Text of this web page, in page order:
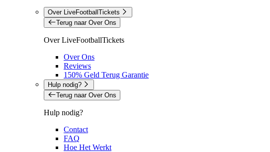
Over LiveFootballTickets
Terug naar Over Ons
Over LiveFootballTickets
Over Ons
Reviews
150% Geld Terug Garantie
Hulp nodig?
Terug naar Over Ons
Hulp nodig?
Contact
FAQ
Hoe Het Werkt